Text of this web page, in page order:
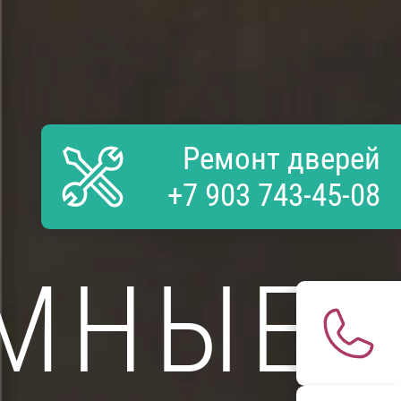
Ремонт дверей
+7 903 743-45-08